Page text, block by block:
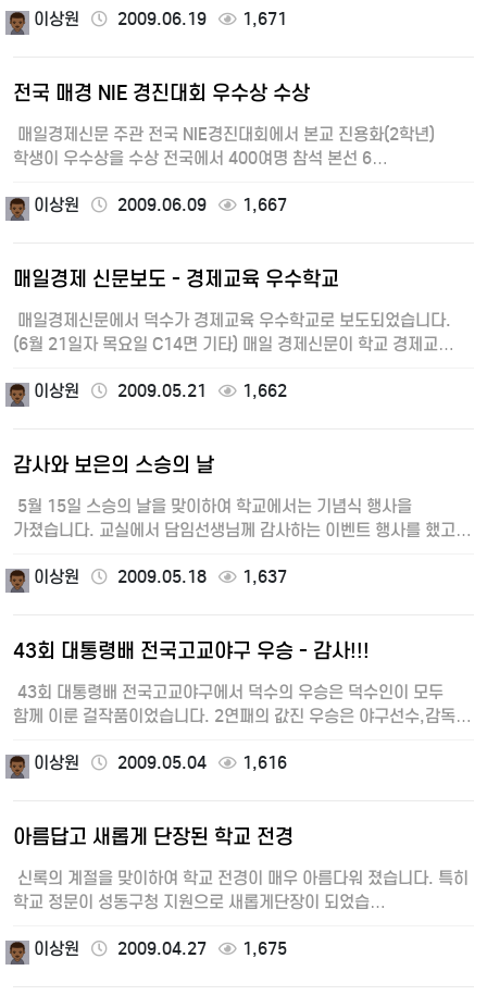
이상원 2009.06.19 1,671
전국 매경 NIE 경진대회 우수상 수상
매일경제신문 주관 전국 NIE경진대회에서 본교 진용화(2학년)
학생이 우수상을 수상 전국에서 400여명 참석 본선 6…
이상원 2009.06.09 1,667
매일경제 신문보도 - 경제교육 우수학교
매일경제신문에서 덕수가 경제교육 우수학교로 보도되었습니다.
(6월 21일자 목요일 C14면 기타) 매일 경제신문이 학교 경제교…
이상원 2009.05.21 1,662
감사와 보은의 스승의 날
5월 15일 스승의 날을 맞이하여 학교에서는 기념식 행사을
가졌습니다. 교실에서 담임선생님께 감사하는 이벤트 행사를 했고,
이상원
2009.05.18 1,637
43회 대통령배 전국고교야구 우승 - 감사!!!
43회 대통령배 전국고교야구에서 덕수의 우승은 덕수인이 모두
함께 이룬 걸작품이었습니다. 2연패의 값진 우승은 야구선수,감독,
이상원
2009.05.04 1,616
아름답고 새롭게 단장된 학교 전경
신록의 계절을 맞이하여 학교 전경이 매우 아름다워 졌습니다. 특히
학교 정문이 성동구청 지원으로 새롭게단장이 되었습…
이상원 2009.04.27 1,675